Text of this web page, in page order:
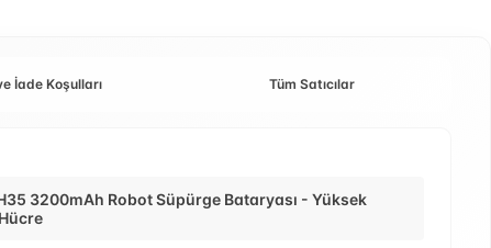
İade Koşulları Tüm Satıcılar
3200mAh Robot Süpürge Bataryası - Yüksek